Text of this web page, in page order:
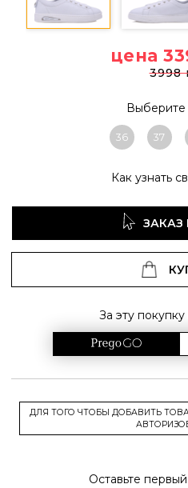
цена
3998
Выберите
36 37
Как узнать
ЗАКАЗ
За эту
ДЛЯ ТОГО ЧТОБЫ ДОБАВИТЬ
Оставьте